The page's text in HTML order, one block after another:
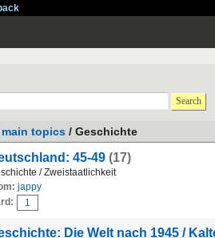
Search
topics / Geschichte
45-49 (17)
/ Zweistaatlichkeit
jappy
1
Die Welt nach 1945 /